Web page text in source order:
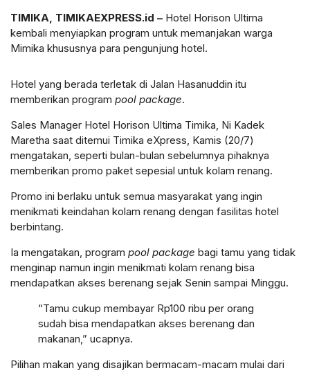
TIMIKA, TIMIKAEXPRESS.id – Hotel Horison Ultima
kembali menyiapkan program untuk memanjakan warga
Mimika khususnya para pengunjung hotel.
Hotel yang berada terletak di Jalan Hasanuddin itu
memberikan program pool package.
Sales Manager Hotel Horison Ultima Timika, Ni Kadek
Maretha saat ditemui Timika eXpress, Kamis (20/7)
mengatakan, seperti bulan-bulan sebelumnya pihaknya
memberikan promo paket sepesial untuk kolam renang.
Promo ini berlaku untuk semua masyarakat yang ingin
menikmati keindahan kolam renang dengan fasilitas hotel
berbintang.
Ia mengatakan, program pool package bagi tamu yang tidak
menginap namun ingin menikmati kolam renang bisa
mendapatkan akses berenang sejak Senin sampai Minggu.
“Tamu cukup membayar Rp100 ribu per orang
sudah bisa mendapatkan akses berenang dan
makanan,” ucapnya.
Pilihan makan yang disajikan bermacam-macam mulai dari